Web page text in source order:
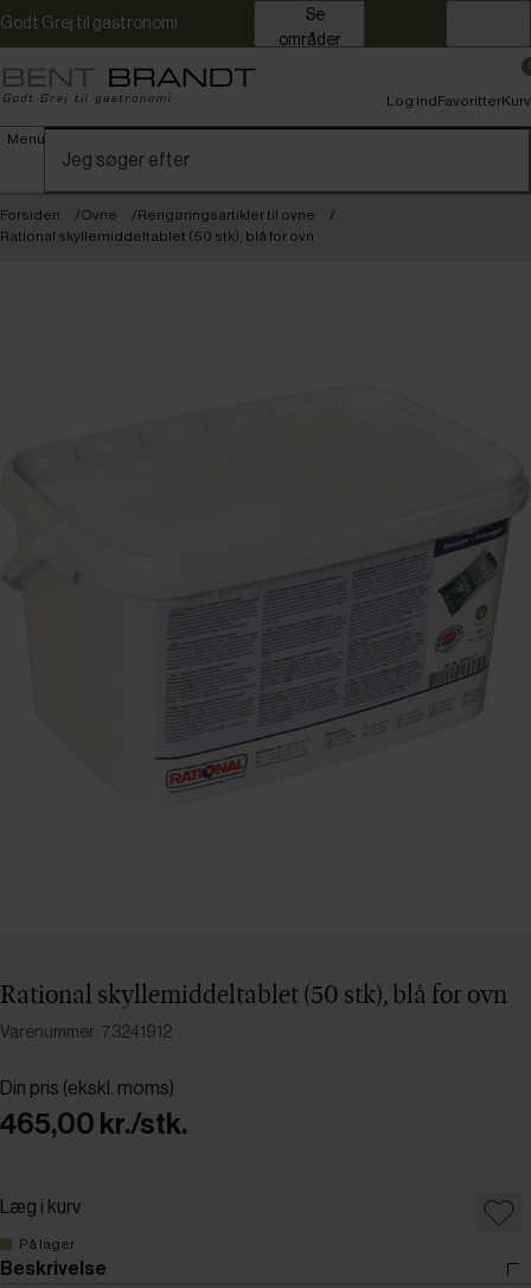
Godt Grej til gastronomi
områder
Menu
Log indFavoritterKurv
Forsiden Ovne
Rengøringsartikler til ovne
Rational skyllemiddeltablet (50 stk), blå for ovn
Rational skyllemiddeltablet (50 stk), blå for ovn
Varenummer: 73241912
Din pris (ekskl. moms)
465,00 kr./stk.
Læg i kurv
På lager
Beskrivelse